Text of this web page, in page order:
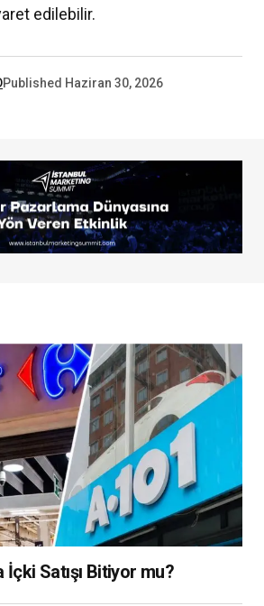
edilebilir.
Published Haziran 30, 2026
Satışı Bitiyor mu?